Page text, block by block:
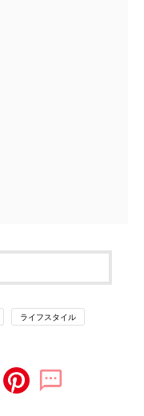
ライフスタイル